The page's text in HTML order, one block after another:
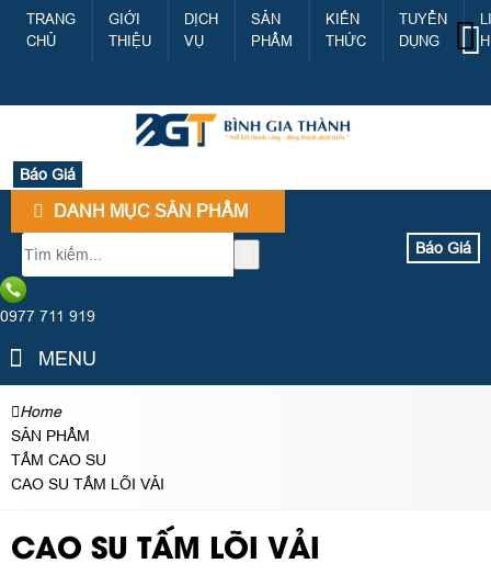
TRANG
CHỦ
GIỚI
THIỆU
DỊCH
VỤ
SẢN
PHẨM
KIẾN
THỨC
TUYỂN
DỤNG
Báo Giá
DANH MỤC SẢN PHẨM
Báo Giá
0977 711 919
MENU
Home
SẢN PHẨM
TẤM CAO SU
CAO SU TẤM LÕI VẢI
CAO SU TẤM LÕI VẢI